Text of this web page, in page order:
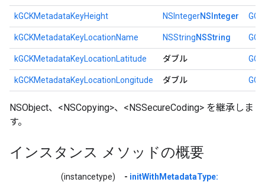
kGCKMetadataKeyHeight NSIntegerNSInteger
kGCKMetadataKeyLocationName NSStringNSString
kGCKMetadataKeyLocationLatitude ダブル
kGCKMetadataKeyLocationLongitude ダブル
NSObject、<NSCopying>、<NSSecureCoding> を継承しま
す。
インスタンス メソッドの概要
(instancetype) - initWithMetadataType: